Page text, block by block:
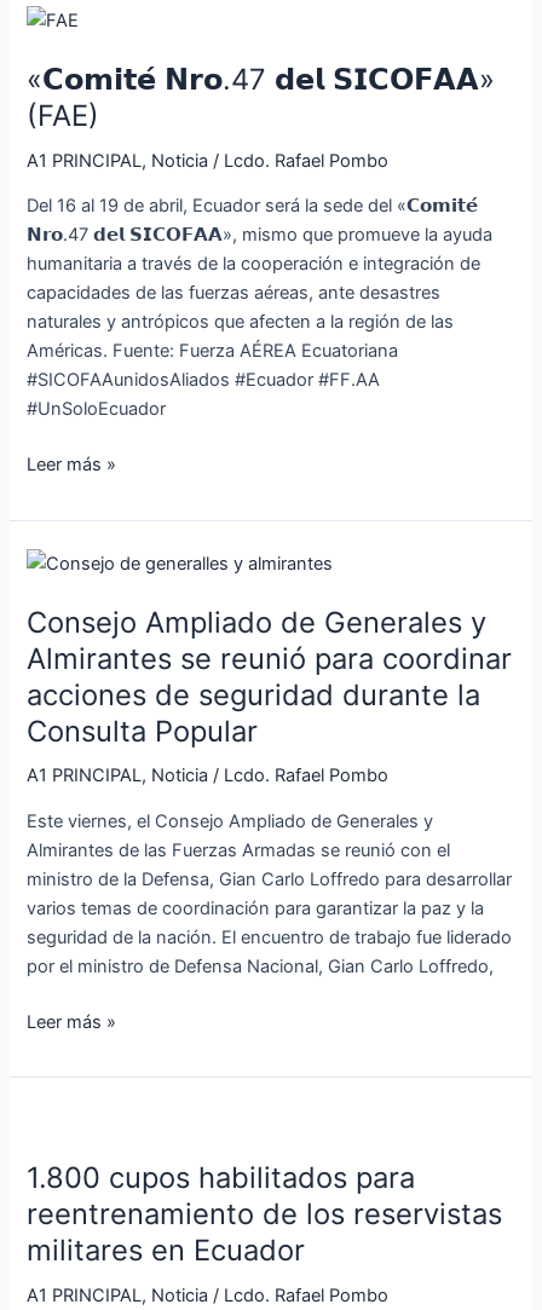
«𝗖𝗼𝗺𝗶𝘁𝗲́ 𝗡𝗿𝗼.47 𝗱𝗲𝗹 𝗦𝗜𝗖𝗢𝗙𝗔𝗔»
(FAE)
A1 PRINCIPAL, Noticia / Lcdo. Rafael Pombo
Del 16 al 19 de abril, Ecuador será la sede del «𝗖𝗼𝗺𝗶𝘁𝗲́
𝗡𝗿𝗼.47 𝗱𝗲𝗹 𝗦𝗜𝗖𝗢𝗙𝗔𝗔», mismo que promueve la ayuda
humanitaria a través de la cooperación e integración de
capacidades de las fuerzas aéreas, ante desastres
naturales y antrópicos que afecten a la región de las
Américas. Fuente: Fuerza AÉREA Ecuatoriana
#SICOFAAunidosAliados #Ecuador #FF.AA
#UnSoloEcuador
«𝗖𝗼𝗺𝗶𝘁𝗲́
𝗱𝗲𝗹
𝗦𝗜𝗖𝗢𝗙𝗔𝗔»
(FAE)
Leer más »
Consejo Ampliado de Generales y
Almirantes se reunió para coordinar
acciones de seguridad durante la
Consulta Popular
A1 PRINCIPAL, Noticia / Lcdo. Rafael Pombo
Este viernes, el Consejo Ampliado de Generales y
Almirantes de las Fuerzas Armadas se reunió con el
ministro de la Defensa, Gian Carlo Loffredo para desarrollar
varios temas de coordinación para garantizar la paz y la
seguridad de la nación. El encuentro de trabajo fue liderado
por el ministro de Defensa Nacional, Gian Carlo Loffredo,
Consejo
de
Generales
Almirantes
se
reunió
coordinar
acciones
de
seguridad
durante
la
Popular
Leer más »
1.800 cupos habilitados para
reentrenamiento de los reservistas
militares en Ecuador
A1 PRINCIPAL, Noticia / Lcdo. Rafael Pombo
habilitados
para
reentrenamiento
de
los